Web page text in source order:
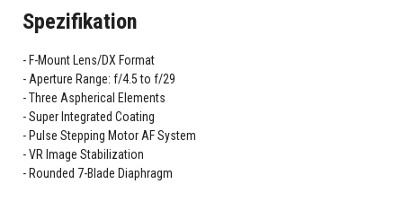
Spezifikation
F-Mount Lens/DX Format
Aperture Range: f/4.5 to f/29
Three Aspherical Elements
Super Integrated Coating
Pulse Stepping Motor AF System
VR Image Stabilization
Rounded 7-Blade Diaphragm